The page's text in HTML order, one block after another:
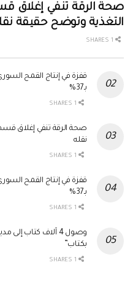
صحة الرقة تنفي إغلاق
التغذية وتوضح حقيقة
بـ37%
صحة الرقة تنفي إغلاق
نقله
بـ37%
وصول 4 آلاف كتاب
بكتاب”